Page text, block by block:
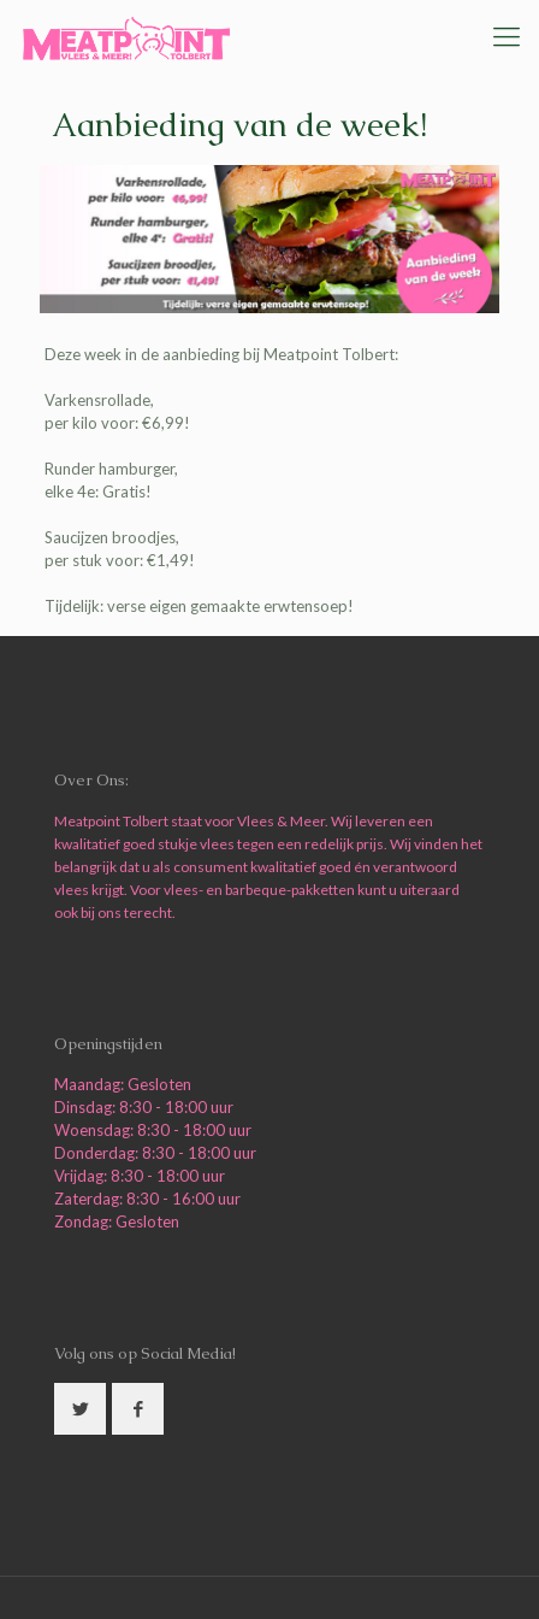
Aanbieding van de week!
Deze week in de aanbiedingbijMeatpoint Tolbert:
Varkensrollade,
per kilo voor: €6,99!
Runder hamburger,
elke 4e: Gratis!
Saucijzen broodjes,
per stuk voor: €1,49!
Tijdelijk: verse eigen gemaakte erwtensoep!
Over Ons:
Meatpoint Tolbert staat voor Vlees & Meer. Wij leveren een
kwalitatief goed stukje vlees tegen een redelijk prijs. Wij vinden het
belangrijk dat u als consument kwalitatief goed én verantwoord
vlees krijgt. Voor vlees- en barbeque-pakketten kunt u uiteraard
ook bij ons terecht.
Openingstijden
Maandag: Gesloten
Dinsdag: 8:30 - 18:00 uur
Woensdag: 8:30 - 18:00 uur
Donderdag: 8:30 - 18:00 uur
Vrijdag: 8:30 - 18:00 uur
Zaterdag: 8:30 - 16:00 uur
Zondag: Gesloten
Volg ons op Social Media!